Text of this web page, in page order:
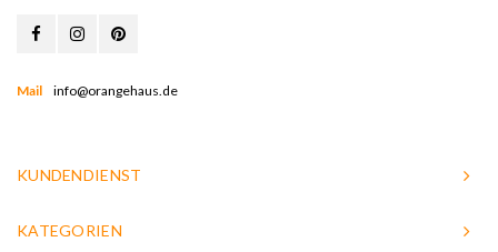
Mail info@orangehaus.de
KUNDENDIENST
KATEGORIEN